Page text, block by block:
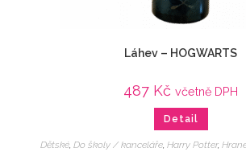
Láhev – HOGWARTS
487 Kč včetně DPH
Detail
Dětské, Do školy / kanceláře, Harry Potter,